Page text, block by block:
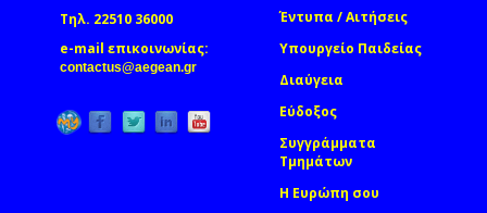
Τηλ. 22510 36000
e-mail επικοινωνίας:
contactus@aegean.gr
Έντυπα / Αιτήσεις
Υπουργείο Παιδείας
Διαύγεια
Εύδοξος
Συγγράμματα
Τμημάτων
Η Ευρώπη σου